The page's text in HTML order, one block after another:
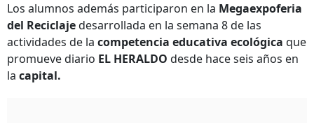
Los alumnos además participaron en la Megaexpoferia
del Reciclajedesarrollada en la semana 8 de las
actividades de la competencia educativa ecológica que
promueve diario EL HERALDO desde hace seis años en
la capital.